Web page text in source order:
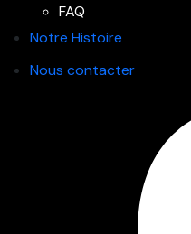
FAQ
Notre Histoire
Nous contacter